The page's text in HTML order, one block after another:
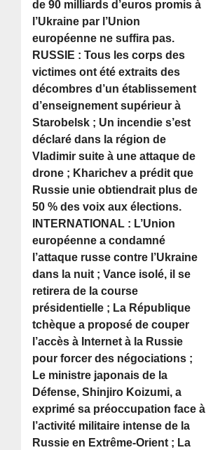
de 90 milliards d’euros promis à
l’Ukraine par l’Union
européenne ne suffira pas.
RUSSIE : Tous les corps des
victimes ont été extraits des
décombres d’un établissement
d’enseignement supérieur à
Starobelsk ; Un incendie s’est
déclaré dans la région de
Vladimir suite à une attaque de
drone ; Kharichev a prédit que
Russie unie obtiendrait plus de
50 % des voix aux élections.
INTERNATIONAL : L’Union
européenne a condamné
l’attaque russe contre l’Ukraine
dans la nuit ; Vance isolé, il se
retirera de la course
présidentielle ; La République
tchèque a proposé de couper
l’accès à Internet à la Russie
pour forcer des négociations ;
Le ministre japonais de la
Défense, Shinjiro Koizumi, a
exprimé sa préoccupation face à
l’activité militaire intense de la
Russie en Extrême-Orient ; La